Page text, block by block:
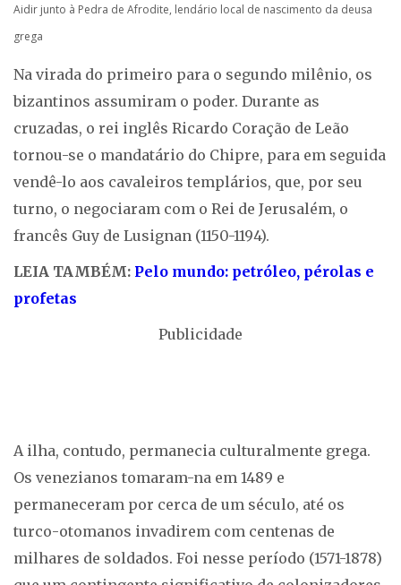
Aidir junto à Pedra de Afrodite, lendário local de nascimento da deusa
grega
Na virada do primeiro para o segundo milênio, os
bizantinos assumiram o poder. Durante as
cruzadas, o rei inglês Ricardo Coração de Leão
tornou-se o mandatário do Chipre, para em seguida
vendê-lo aos cavaleiros templários, que, por seu
turno, o negociaram com o Rei de Jerusalém, o
francês Guy de Lusignan (1150-1194).
LEIA TAMBÉM: Pelo mundo: petróleo, pérolas e
profetas
Publicidade
A ilha, contudo, permanecia culturalmente grega.
Os venezianos tomaram-na em 1489 e
permaneceram por cerca de um século, até os
turco-otomanos invadirem com centenas de
milhares de soldados. Foi nesse período (1571-1878)